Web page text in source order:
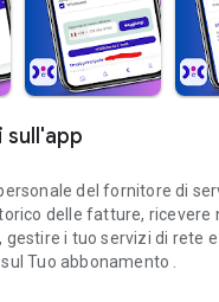
sull'app
del fornitore di
delle fatture, ricevere
i tuo servizi di rete
Tuo abbonamento .